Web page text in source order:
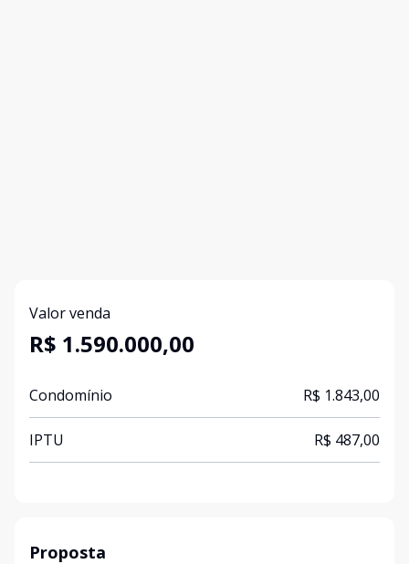
Valor venda
R$ 1.590.000,00
Condomínio R$ 1.843,00
IPTU R$ 487,00
Proposta